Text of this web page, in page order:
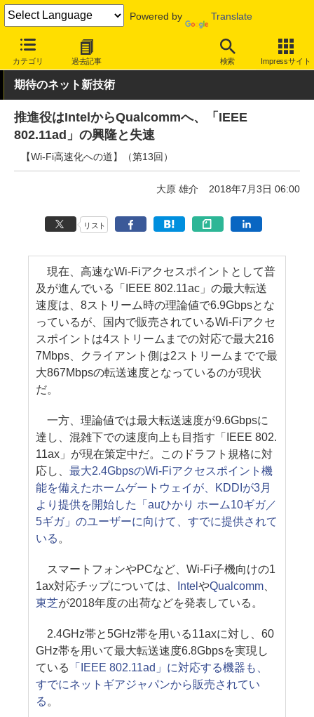
Powered by Translate
カテゴリ 過去記事 検索 Impressサイト
INTERNET Watch トピック 技術/規格
期待のネット新技術
推進役はIntelからQualcommへ、「IEEE
802.11ad」の興隆と失速
【Wi-Fi高速化への道】（第13回）
大原 雄介 2018年7月3日 06:00
リスト
現在、高速なWi-Fiアクセスポイントとして普
及が進んでいる「IEEE 802.11ac」の最大転送
速度は、8ストリーム時の理論値で6.9Gbpsとな
っているが、国内で販売されているWi-Fiアクセ
スポイントは4ストリームまでの対応で最大216
7Mbps、クライアント側は2ストリームまでで最
大867Mbpsの転送速度となっているのが現状
だ。
一方、理論値では最大転送速度が9.6Gbpsに
達し、混雑下での速度向上も目指す「IEEE 802.
11ax」が現在策定中だ。このドラフト規格に対
応し、最大2.4GbpsのWi-Fiアクセスポイント機
能を備えたホームゲートウェイが、KDDIが3月
より提供を開始した「auひかり ホーム10ギガ／
5ギガ」のユーザーに向けて、すでに提供されて
いる 。
スマートフォンやPCなど、Wi-Fi子機向けの1
1ax対応チップについては、
IntelやQualcomm
東芝が2018年度の出荷などを発表している。
2.4GHz帯と5GHz帯を用いる11axに対し、60
GHz帯を用いて最大転送速度6.8Gbpsを実現し
ている
「IEEE 802.11ad」に対応する機器も、
すでにネットギアジャパンから販売されてい
る 。